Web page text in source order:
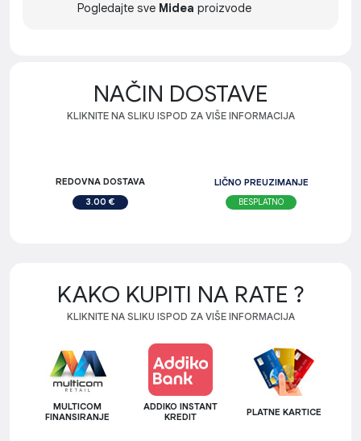
Pogledajte sve Midea proizvode
NAČIN DOSTAVE
KLIKNITE NA SLIKU ISPOD ZA VIŠE INFORMACIJA
REDOVNA DOSTAVA
3.00 €
LIČNO PREUZIMANJE
BESPLATNO
KAKO KUPITI NA RATE ?
KLIKNITE NA SLIKU ISPOD ZA VIŠE INFORMACIJA
MULTICOM
FINANSIRANJE
ADDIKO INSTANT
KREDIT
PLATNE KARTICE